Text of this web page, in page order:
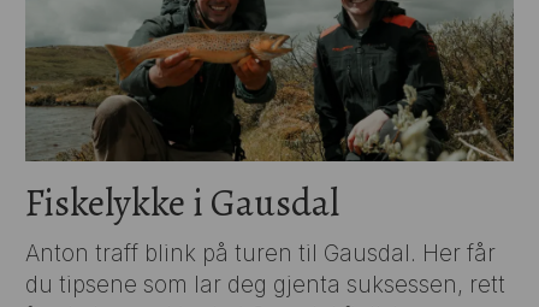
Fiskelykke i Gausdal
Anton traff blink på turen til Gausdal. Her får
du tipsene som lar deg gjenta suksessen, rett